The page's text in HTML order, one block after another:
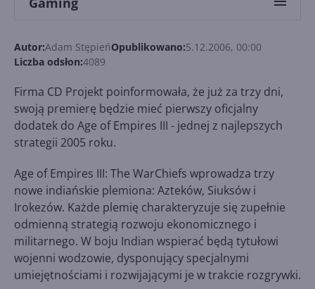
Autor:Adam StępieńOpublikowano:5.12.2006, 00:00
Liczba odsłon:4089
Firma CD Projekt poinformowała, że już za trzy dni,
swoją premierę będzie mieć pierwszy oficjalny
dodatek do Age of Empires III - jednej z najlepszych
strategii 2005 roku.
Age of Empires III: The WarChiefs wprowadza trzy
nowe indiańskie plemiona: Azteków, Siuksów i
Irokezów. Każde plemię charakteryzuje się zupełnie
odmienną strategią rozwoju ekonomicznego i
militarnego. W boju Indian wspierać będą tytułowi
wojenni wodzowie, dysponujący specjalnymi
umiejętnościami i rozwijającymi je w trakcie rozgrywki.